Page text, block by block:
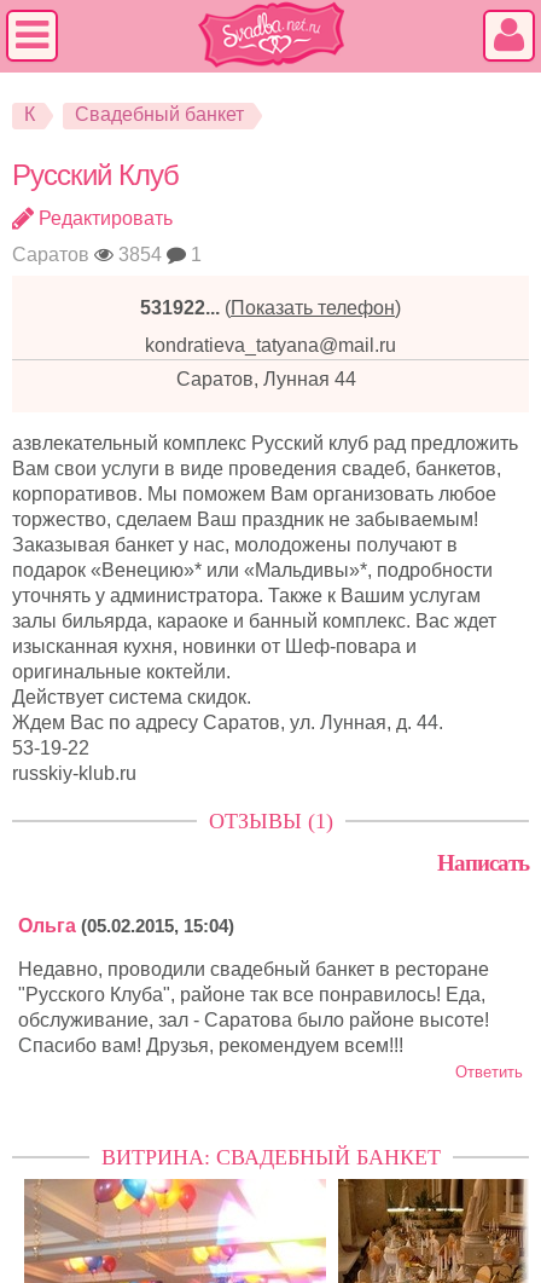
К Свадебный банкет
Русский Клуб
Редактировать
Саратов
3854 1
531922... (Показать телефон)
kondratieva_tatyana@mail.ru
Саратов, Лунная 44
азвлекательный комплекс Русский клуб рад предложить
Вам свои услуги в виде проведения свадеб, банкетов,
корпоративов. Мы поможем Вам организовать любое
торжество, сделаем Ваш праздник не забываемым!
Заказывая банкет у нас, молодожены получают в
подарок «Венецию»* или «Мальдивы»*, подробности
уточнять у администратора. Также к Вашим услугам
залы бильярда, караоке и банный комплекс. Вас ждет
изысканная кухня, новинки от Шеф-повара и
оригинальные коктейли.
Действует система скидок.
Ждем Вас по адресу Саратов, ул. Лунная, д. 44.
53-19-22
russkiy-klub.ru
ОТЗЫВЫ (1)
Написать
Ольга (05.02.2015, 15:04)
Недавно, проводили свадебный банкет в ресторане
"Русского Клуба", районе так все понравилось! Еда,
обслуживание, зал - Саратова было районе высоте!
Спасибо вам! Друзья, рекомендуем всем!!!
Ответить
ВИТРИНА: СВАДЕБНЫЙ БАНКЕТ